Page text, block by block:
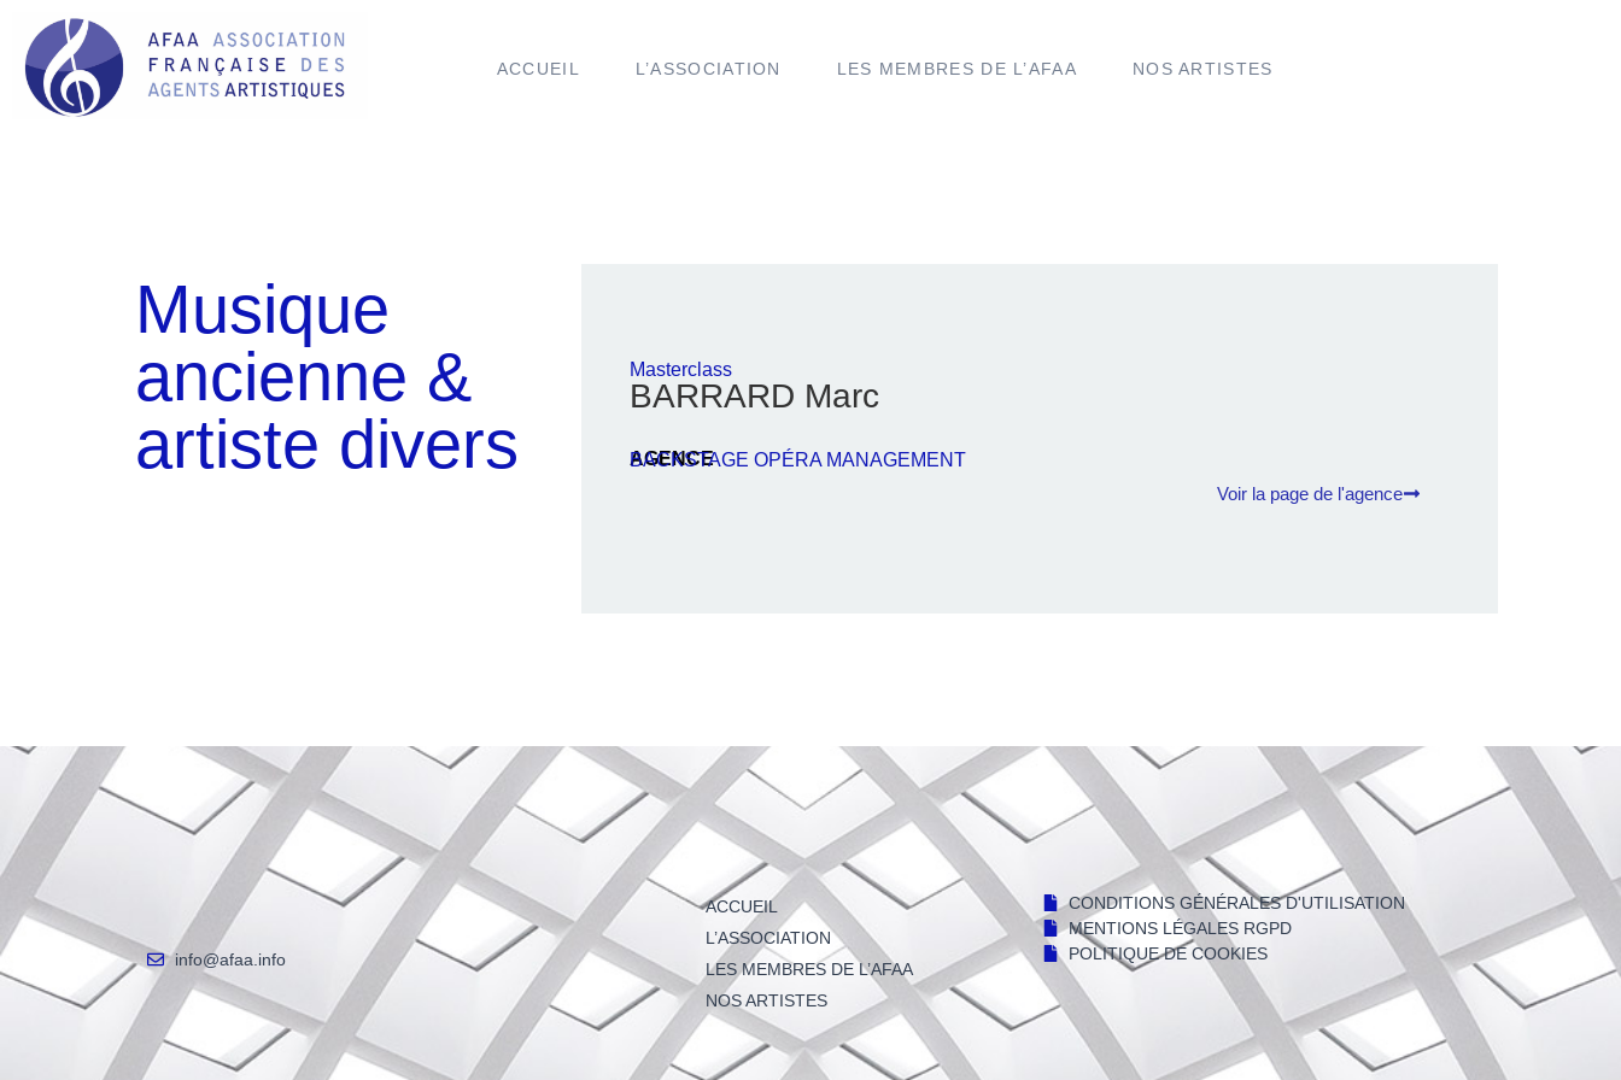
ACCUEIL L’ASSOCIATION LES MEMBRES DE L’AFAA NOS ARTISTES
Musique
ancienne &
artiste divers
Masterclass
BARRARD Marc
AGENCE
BACKSTAGE OPÉRA MANAGEMENT
Voir la page de l'agence
info@afaa.info
ACCUEIL
L’ASSOCIATION
LES MEMBRES DE L’AFAA
NOS ARTISTES
CONDITIONS GÉNÉRALES D'UTILISATION
MENTIONS LÉGALES RGPD
POLITIQUE DE COOKIES